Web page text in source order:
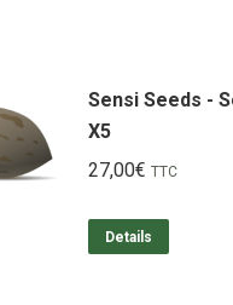
Sensi Seeds -
X5
27,00€ TTC
Details